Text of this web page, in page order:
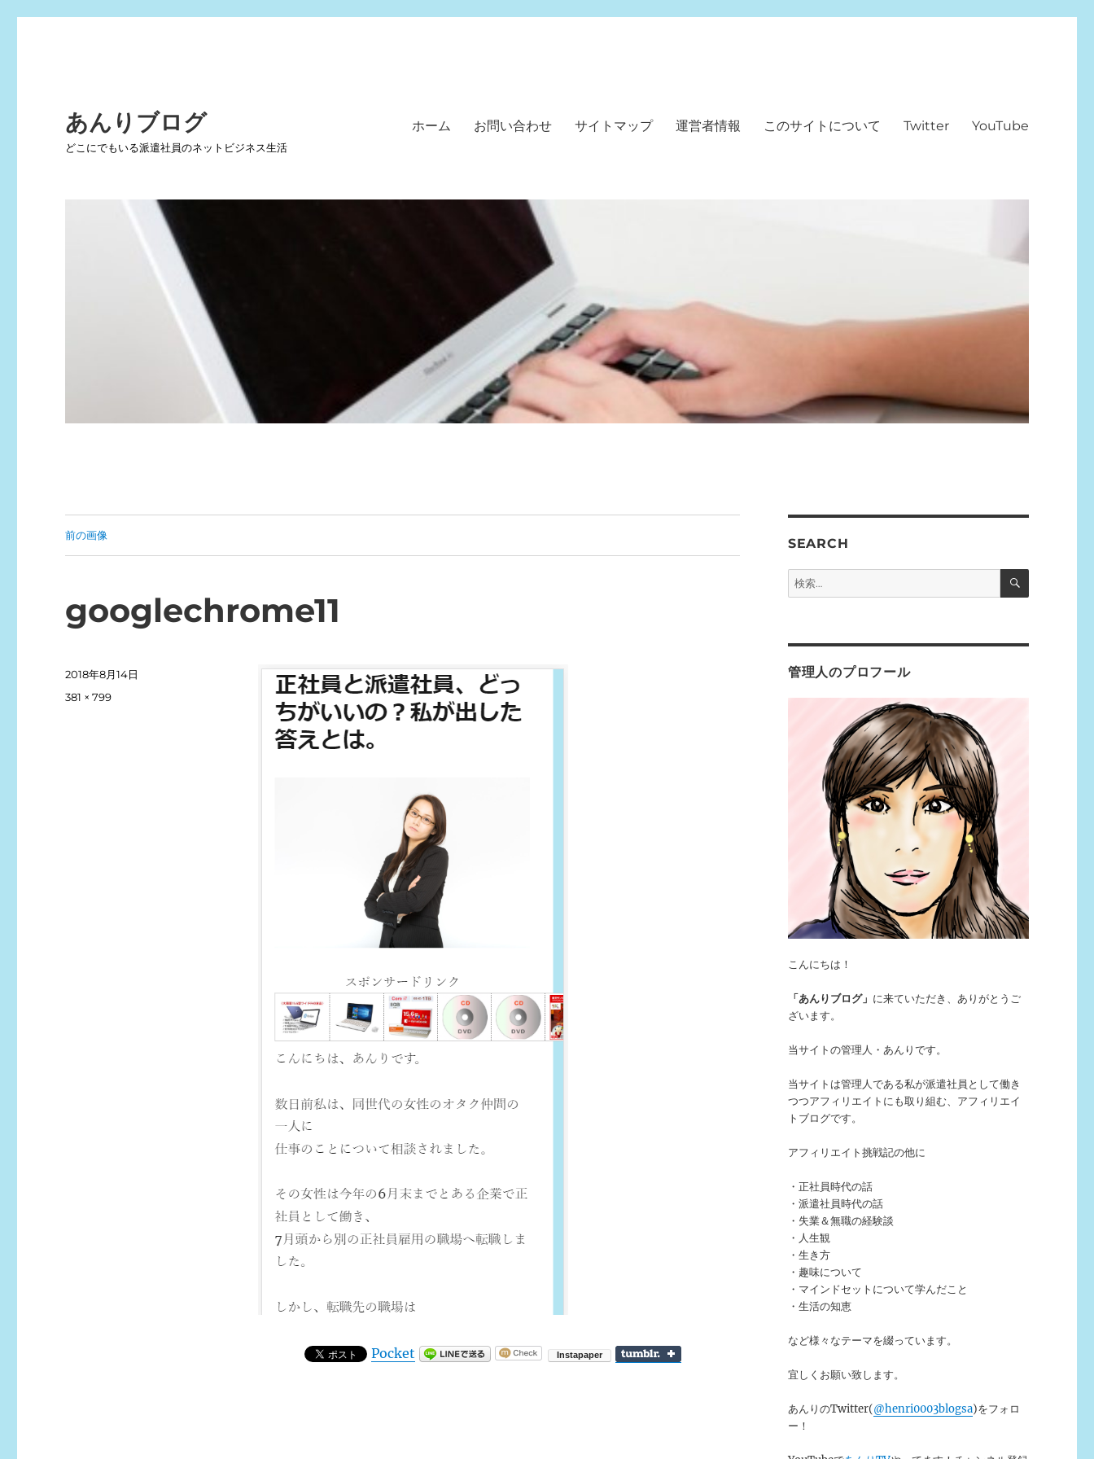
あんりブログ
どこにでもいる派遣社員のネットビジネス生活
ホーム お問い合わせ サイトマップ 運営者情報 このサイトについて Twitter YouTube
前の画像
googlechrome11
Pocket
投
稿
2018年8月14日
フ
381 × 799
SEARCH
検
索:
検
管理人のプロフール
こんにちは！
「あんりブログ」 に来ていただき、ありがとうご
ざいます。
当サイトの管理人・あんりです。
当サイトは管理人である私が派遣社員として働き
つつアフィリエイトにも取り組む、アフィリエイ
トブログです。
アフィリエイト挑戦記の他に
・正社員時代の話
・派遣社員時代の話
・失業＆無職の経験談
・人生観
・生き方
・趣味について
・マインドセットについて学んだこと
・生活の知恵
など様々なテーマを綴っています。
宜しくお願い致します。
あんりのTwitter(@henri0003blogsa)をフォロ
ー！